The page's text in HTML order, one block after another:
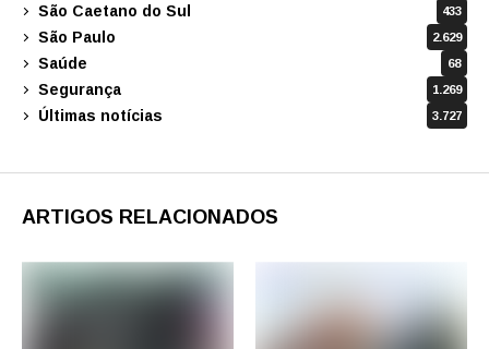
São Caetano do Sul 433
São Paulo 2.629
Saúde 68
Segurança 1.269
Últimas notícias 3.727
ARTIGOS RELACIONADOS